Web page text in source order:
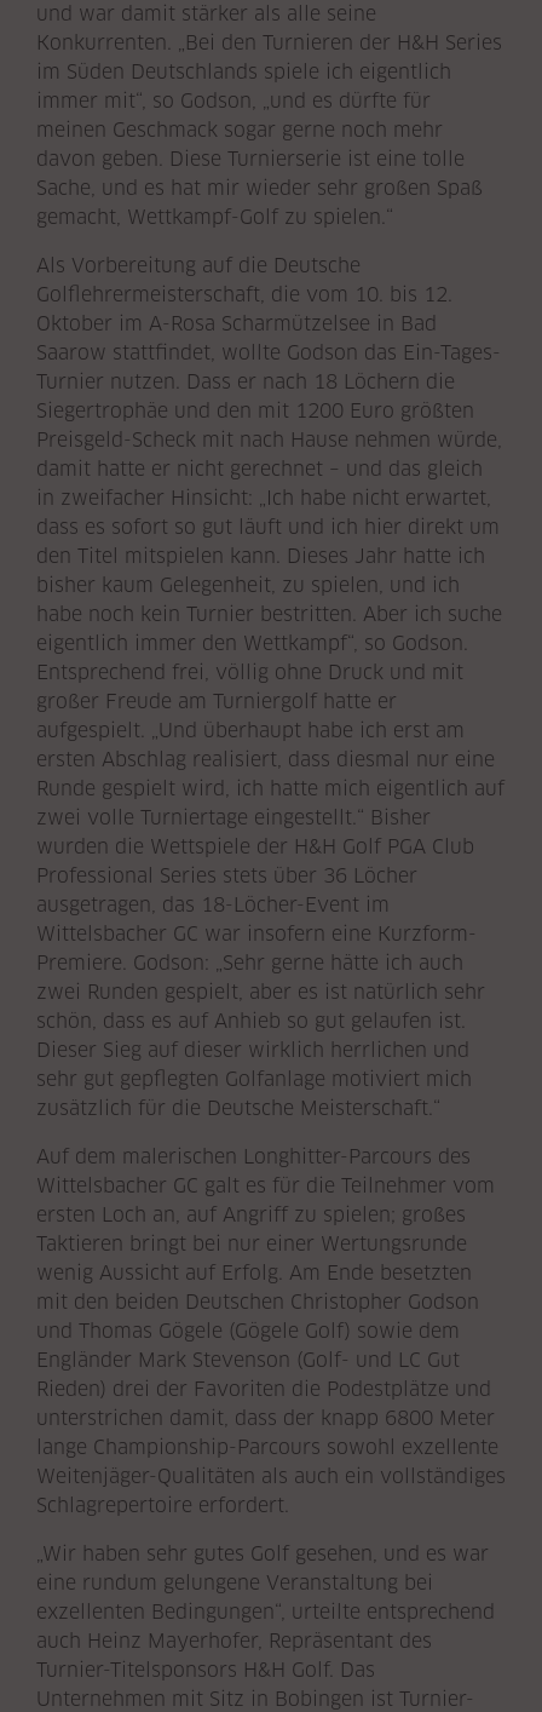
und war damit stärker als alle seine
Konkurrenten. „Bei den Turnieren der H&H Series
im Süden Deutschlands spiele ich eigentlich
immer mit“, so Godson, „und es dürfte für
meinen Geschmack sogar gerne noch mehr
davon geben. Diese Turnierserie ist eine tolle
Sache, und es hat mir wieder sehr großen Spaß
gemacht, Wettkampf-Golf zu spielen.“
Als Vorbereitung auf die Deutsche
Golflehrermeisterschaft, die vom 10. bis 12.
Oktober im A-Rosa Scharmützelsee in Bad
Saarow stattfindet, wollte Godson das Ein-Tages-
Turnier nutzen. Dass er nach 18 Löchern die
Siegertrophäe und den mit 1200 Euro größten
Preisgeld-Scheck mit nach Hause nehmen würde,
damit hatte er nicht gerechnet – und das gleich
in zweifacher Hinsicht: „Ich habe nicht erwartet,
dass es sofort so gut läuft und ich hier direkt um
den Titel mitspielen kann. Dieses Jahr hatte ich
bisher kaum Gelegenheit, zu spielen, und ich
habe noch kein Turnier bestritten. Aber ich suche
eigentlich immer den Wettkampf“, so Godson.
Entsprechend frei, völlig ohne Druck und mit
großer Freude am Turniergolf hatte er
aufgespielt. „Und überhaupt habe ich erst am
ersten Abschlag realisiert, dass diesmal nur eine
Runde gespielt wird, ich hatte mich eigentlich auf
zwei volle Turniertage eingestellt.“ Bisher
wurden die Wettspiele der H&H Golf PGA Club
Professional Series stets über 36 Löcher
ausgetragen, das 18-Löcher-Event im
Wittelsbacher GC war insofern eine Kurzform-
Premiere. Godson: „Sehr gerne hätte ich auch
zwei Runden gespielt, aber es ist natürlich sehr
schön, dass es auf Anhieb so gut gelaufen ist.
Dieser Sieg auf dieser wirklich herrlichen und
sehr gut gepflegten Golfanlage motiviert mich
zusätzlich für die Deutsche Meisterschaft.“
Auf dem malerischen Longhitter-Parcours des
Wittelsbacher GC galt es für die Teilnehmer vom
ersten Loch an, auf Angriff zu spielen; großes
Taktieren bringt bei nur einer Wertungsrunde
wenig Aussicht auf Erfolg. Am Ende besetzten
mit den beiden Deutschen Christopher Godson
und Thomas Gögele (Gögele Golf) sowie dem
Engländer Mark Stevenson (Golf- und LC Gut
Rieden) drei der Favoriten die Podestplätze und
unterstrichen damit, dass der knapp 6800 Meter
lange Championship-Parcours sowohl exzellente
Weitenjäger-Qualitäten als auch ein vollständiges
Schlagrepertoire erfordert.
„Wir haben sehr gutes Golf gesehen, und es war
eine rundum gelungene Veranstaltung bei
exzellenten Bedingungen“, urteilte entsprechend
auch Heinz Mayerhofer, Repräsentant des
Turnier-Titelsponsors H&H Golf. Das
Unternehmen mit Sitz in Bobingen ist Turnier-